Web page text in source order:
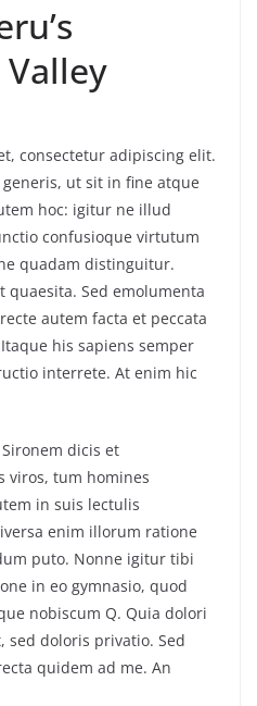
ชุมใหญ่แห่งปี พบ CEO
ถ่ายทอดวิสัยทัศน์ธุรกิจ
ต “โชค รถแห่” ยกวง
Valley
consectetur adipiscing elit.
ut sit in fine atque
hoc: igitur ne illud
confusioque virtutum
quadam distinguitur.
quaesita. Sed emolumenta
autem facta et peccata
his sapiens semper
interrete. At enim hic
dicis et
viros, tum homines
in suis lectulis
enim illorum ratione
puto. Nonne igitur tibi
in eo gymnasio, quod
nobiscum Q. Quia dolori
sed doloris privatio. Sed
quidem ad me. An